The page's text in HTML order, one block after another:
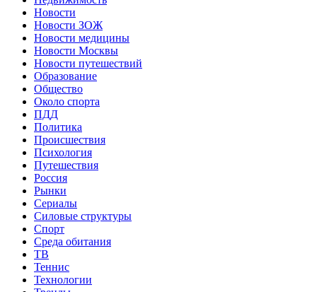
Новости
Новости ЗОЖ
Новости медицины
Новости Москвы
Новости путешествий
Образование
Общество
Около спорта
ПДД
Политика
Происшествия
Психология
Путешествия
Россия
Рынки
Сериалы
Силовые структуры
Спорт
Среда обитания
ТВ
Теннис
Технологии